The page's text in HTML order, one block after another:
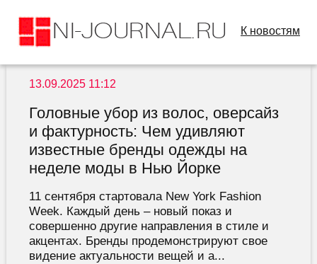
К новостям
13.09.2025 11:12
Головные убор из волос, оверсайз
и фактурность: Чем удивляют
известные бренды одежды на
неделе моды в Нью Йорке
11 сентября стартовала New York Fashion
Week. Каждый день – новый показ и
совершенно другие направления в стиле и
акцентах. Бренды продемонстрируют свое
видение актуальности вещей и а...